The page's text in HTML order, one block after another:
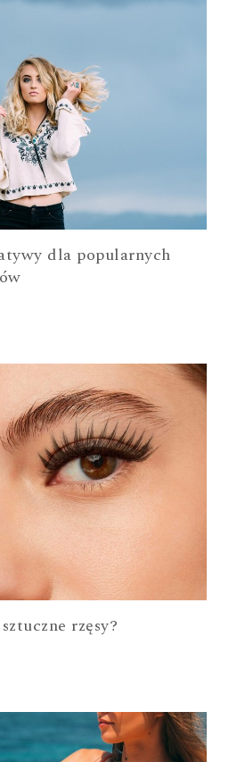
dla popularnych
rzęsy?